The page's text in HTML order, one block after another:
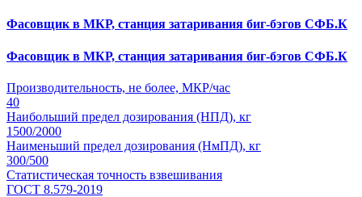
Фасовщик в МКР, станция затаривания биг-бэгов СФБ.К
Фасовщик в МКР, станция затаривания биг-бэгов СФБ.К
Производительность, не более, МКР/час
40
Наибольший предел дозирования (НПД), кг
1500/2000
Наименьший предел дозирования (НмПД), кг
300/500
Статистическая точность взвешивания
ГОСТ 8.579-2019